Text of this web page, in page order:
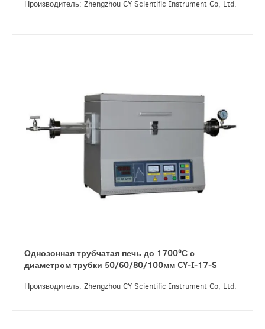
Производитель: Zhengzhou CY Scientific Instrument Co, Ltd.
Однозонная трубчатая печь до 1700ºС с
диаметром трубки 50/60/80/100мм CY-I-17-S
Производитель: Zhengzhou CY Scientific Instrument Co, Ltd.